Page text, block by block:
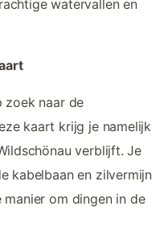
watervallen en
zoek naar de
kaart krijg je namelijk
verblijft. Je
kabelbaan en zilvermijn
om dingen in de